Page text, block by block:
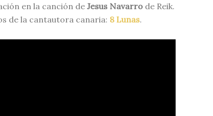
en la canción de Jesus Navarro de Reik.
de la cantautora canaria: 8 Lunas.